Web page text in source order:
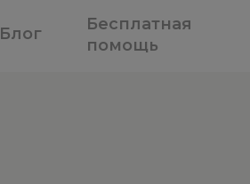
Блог Бесплатная
помощь